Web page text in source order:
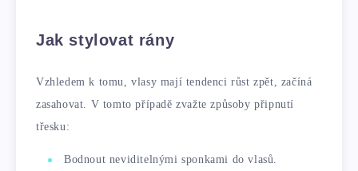
Jak stylovat rány
Vzhledem k tomu, vlasy mají tendenci růst zpět, začíná
zasahovat. V tomto případě zvažte způsoby připnutí
třesku:
Bodnout neviditelnými sponkami do vlasů.